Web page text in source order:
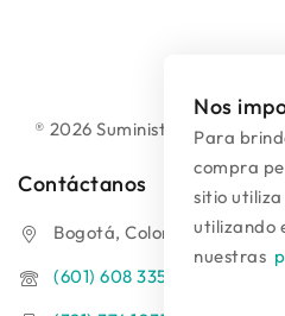
® 2026 Suministros Médicos
Contáctanos
Bogotá, Colombia
(601) 608 3354
Nos
Para
compra
sitio utiliza
utilizando
nuestras